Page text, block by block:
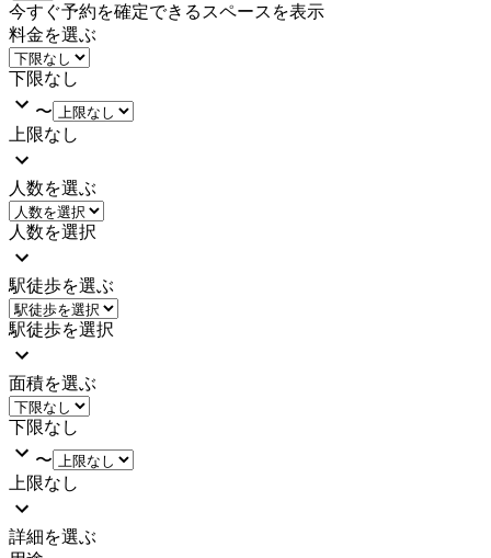
今すぐ予約を確定できるスペースを表示
料金を選ぶ
下限なし
〜
上限なし
人数を選ぶ
人数を選択
駅徒歩を選ぶ
駅徒歩を選択
面積を選ぶ
下限なし
〜
上限なし
詳細を選ぶ